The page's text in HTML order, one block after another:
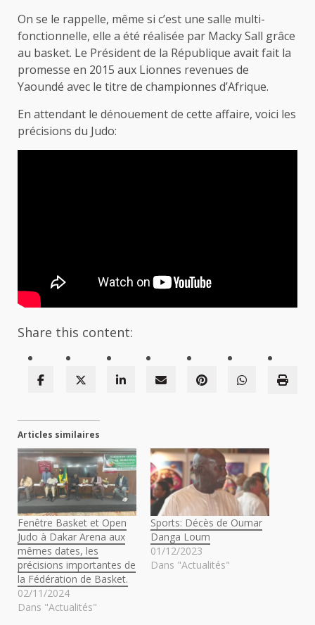
On se le rappelle, même si c’est une salle multi-
fonctionnelle, elle a été réalisée par Macky Sall grâce
au basket. Le Président de la République avait fait la
promesse en 2015 aux Lionnes revenues de
Yaoundé avec le titre de championnes d’Afrique.
En attendant le dénouement de cette affaire, voici les
précisions du Judo:
Share this content:
Articles similaires
Fenêtre Basket et Open
Judo à Dakar Arena aux
mêmes dates, les
précisions importantes de
la Fédération de Basket.
02/11/2024
Dans "Actualités"
Sports: Décès de Oumar
Danga Loum
01/12/2023
Dans "Actualités"